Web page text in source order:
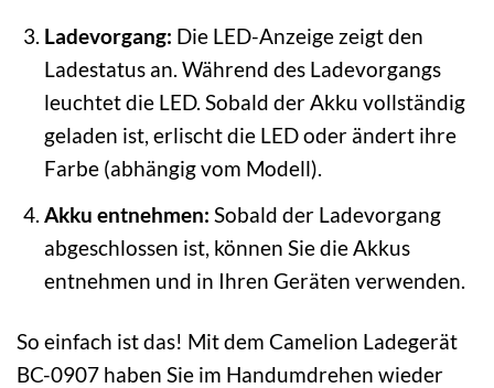
Ladevorgang: Die LED-Anzeige zeigt den
Ladestatus an. Während des Ladevorgangs
leuchtet die LED. Sobald der Akku vollständig
geladen ist, erlischt die LED oder ändert ihre
Farbe (abhängig vom Modell).
Akku entnehmen: Sobald der Ladevorgang
abgeschlossen ist, können Sie die Akkus
entnehmen und in Ihren Geräten verwenden.
So einfach ist das! Mit dem Camelion Ladegerät
BC-0907 haben Sie im Handumdrehen wieder